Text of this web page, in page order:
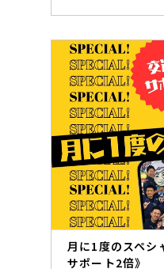
月に1度のスペシ
サポート2倍》